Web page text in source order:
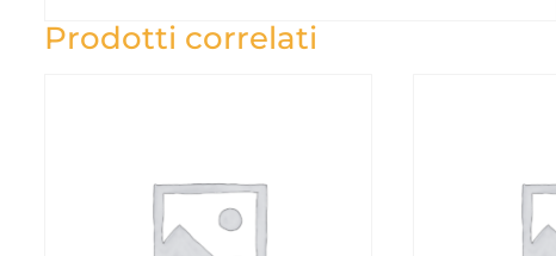
Prodotti correlati